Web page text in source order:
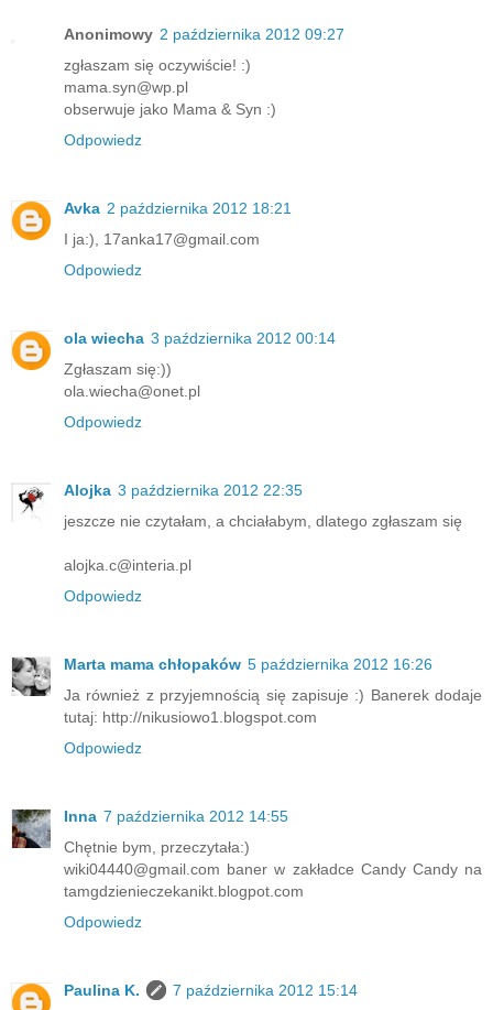
Anonimowy 2 października 2012 09:27
zgłaszam się oczywiście! :)
mama.syn@wp.pl
obserwuje jako Mama & Syn :)
Odpowiedz
Avka 2 października 2012 18:21
I ja:), 17anka17@gmail.com
Odpowiedz
ola wiecha 3 października 2012 00:14
Zgłaszam się:))
ola.wiecha@onet.pl
Odpowiedz
Alojka 3 października 2012 22:35
jeszcze nie czytałam, a chciałabym, dlatego zgłaszam się
alojka.c@interia.pl
Odpowiedz
Marta mama chłopaków 5 października 2012 16:26
Ja również z przyjemnością się zapisuje :) Banerek dodaje
tutaj: http://nikusiowo1.blogspot.com
Odpowiedz
Inna 7 października 2012 14:55
Chętnie bym, przeczytała:)
wiki04440@gmail.com baner w zakładce Candy Candy na
tamgdzienieczekanikt.blogpot.com
Odpowiedz
Paulina K.
7 października 2012 15:14